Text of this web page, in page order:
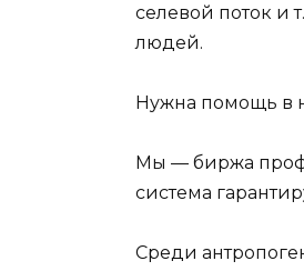
селевой поток и
людей.
Нужна помощь в
Мы — биржа
система
Среди